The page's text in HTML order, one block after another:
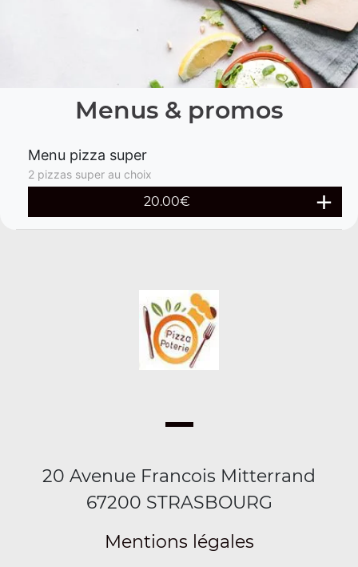
Menus & promos
Menu pizza super
2 pizzas super au choix
20.00€
20 Avenue Francois Mitterrand
67200 STRASBOURG
Mentions légales